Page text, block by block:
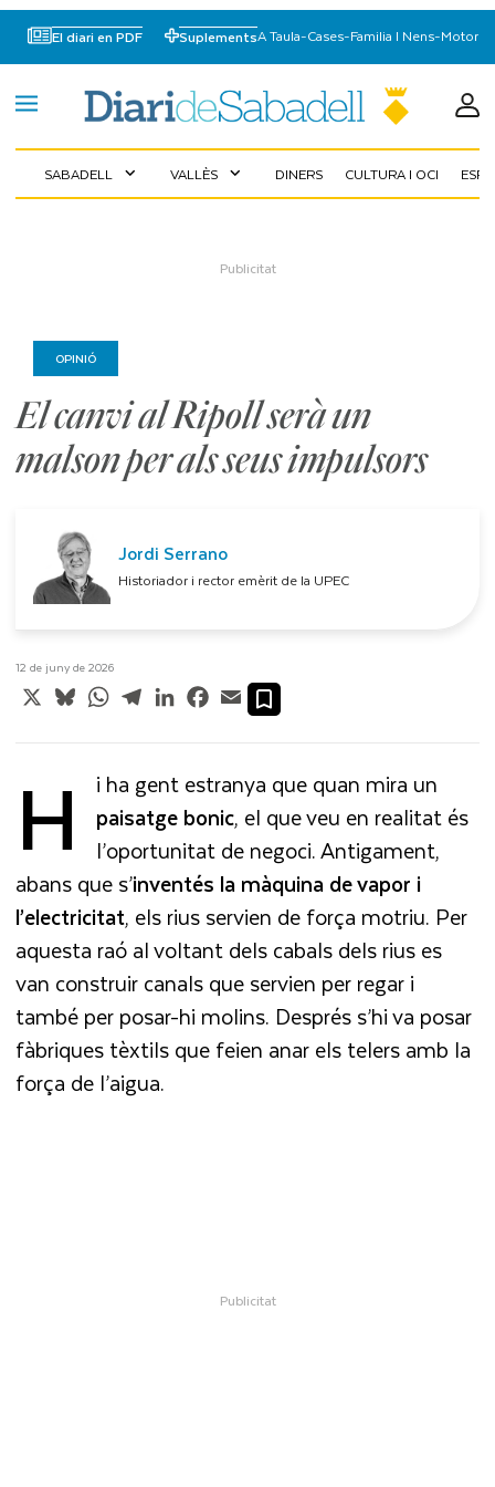
El diari en PDF SuplementsA Taula-Cases-Familia I Nens-Motor
SABADELL expand_more VALLÈS expand_more DINERS CULTURA I OCI
OPINIÓ
El canvi al Ripoll serà un
malson per als seus impulsors
Jordi Serrano
Historiador i rector emèrit de la UPEC
12 de juny de 2026
X BlueskyWhatsApp
TelegramLinkedInFacebook
Email
H
i ha gent estranya que quan mira un
paisatge bonic, el que veu en realitat és
l’oportunitat de negoci. Antigament,
abans que s’inventés la màquina de vapor i
l’electricitat, els rius servien de força motriu. Per
aquesta raó al voltant dels cabals dels rius es
van construir canals que servien per regar i
també per posar-hi molins. Després s’hi va posar
fàbriques tèxtils que feien anar els telers amb la
força de l’aigua.